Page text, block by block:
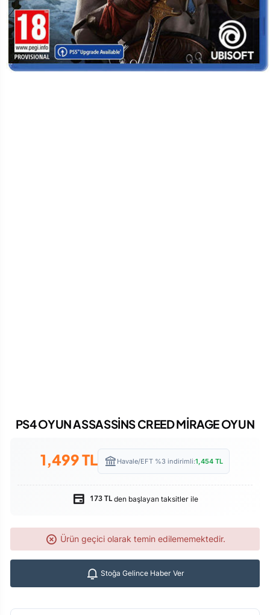
PS4 OYUN ASSASSİNS CREED MİRAGE OYUN
1,499TL Havale/EFT %3 indirimli:1,454 TL
173 TLden başlayan taksitler ile
Ürün geçici olarak temin edilememektedir.
Stoğa Gelince Haber Ver